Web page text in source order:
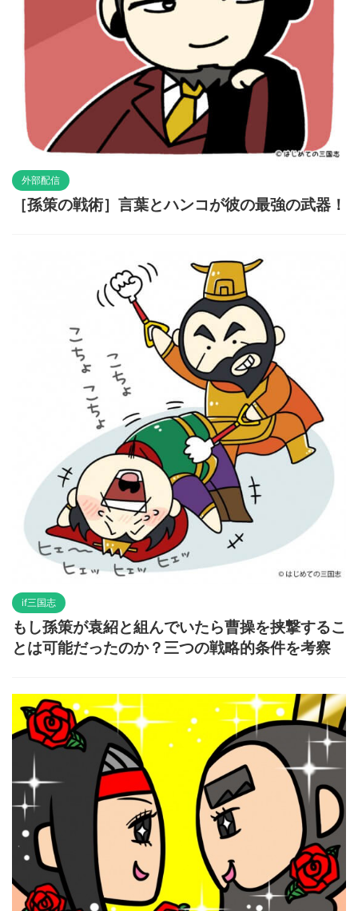
外部配信
［孫策の戦術］言葉とハンコが彼の最強の武器！
if三国志
もし孫策が袁紹と組んでいたら曹操を挟撃するこ
とは可能だったのか？三つの戦略的条件を考察